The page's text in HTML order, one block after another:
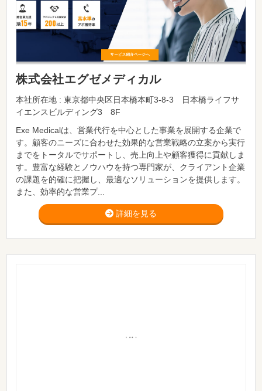
株式会社エグゼメディカル
本社所在地 : 東京都中央区日本橋本町3-8-3 日本橋ライフサ
イエンスビルディング3 8F
Exe Medicalは、営業代行を中心とした事業を展開する企業で
す。顧客のニーズに合わせた効果的な営業戦略の立案から実行
までをトータルでサポートし、売上向上や顧客獲得に貢献しま
す。豊富な経験とノウハウを持つ専門家が、クライアント企業
の課題を的確に把握し、最適なソリューションを提供します。
また、効率的な営業プ...
詳細を見る